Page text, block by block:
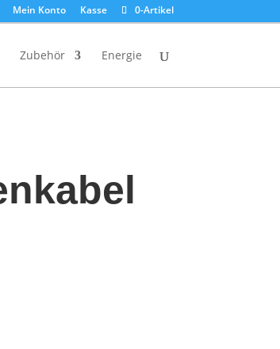
Mein Konto Kasse 0-Artikel
Zubehör Energie